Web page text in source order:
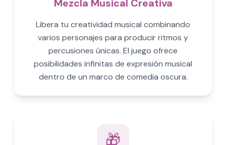
Mezcla Musical Creativa
Libera tu creatividad musical combinando
varios personajes para producir ritmos y
percusiones únicas. El juego ofrece
posibilidades infinitas de expresión musical
dentro de un marco de comedia oscura.
🎁